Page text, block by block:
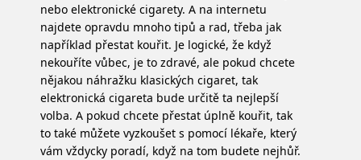
nebo elektronické cigarety. A na internetu
najdete opravdu mnoho tipů a rad, třeba jak
například přestat kouřit. Je logické, že když
nekouříte vůbec, je to zdravé, ale pokud chcete
nějakou náhražku klasických cigaret, tak
elektronická cigareta bude určitě ta nejlepší
volba. A pokud chcete přestat úplně kouřit, tak
to také můžete vyzkoušet s pomocí lékaře, který
vám vždycky poradí, když na tom budete nejhůř.